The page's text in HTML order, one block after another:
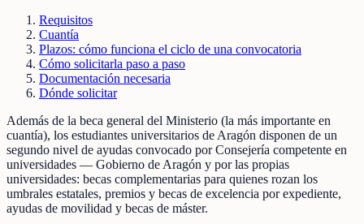
Requisitos
Cuantía
Plazos: cómo funciona el ciclo de una convocatoria
Cómo solicitarla paso a paso
Documentación necesaria
Dónde solicitar
Además de la beca general del Ministerio (la más importante en
cuantía), los estudiantes universitarios de Aragón disponen de un
segundo nivel de ayudas convocado por Consejería competente en
universidades — Gobierno de Aragón y por las propias
universidades: becas complementarias para quienes rozan los
umbrales estatales, premios y becas de excelencia por expediente,
ayudas de movilidad y becas de máster.